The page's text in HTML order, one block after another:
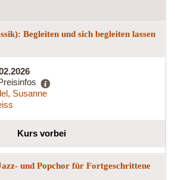
Begleiten und sich begleiten lassen
Susanne
Kurs vorbei
und Popchor für Fortgeschrittene